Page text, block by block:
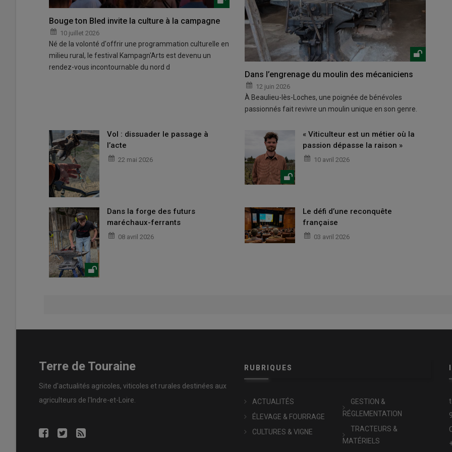
Bouge ton Bled invite la culture à la campagne
10 juillet 2026
Né de la volonté d'offrir une programmation culturelle en
milieu rural, le festival Kampagn'Arts est devenu un
rendez-vous incontournable du nord d
Dans l’engrenage du moulin des mécaniciens
12 juin 2026
À Beaulieu-lès-Loches, une poignée de bénévoles
passionnés fait revivre un moulin unique en son genre.
Vol : dissuader le passage à
l’acte
22 mai 2026
« Viticulteur est un métier où la
passion dépasse la raison »
10 avril 2026
Dans la forge des futurs
maréchaux-ferrants
08 avril 2026
Le défi d’une reconquête
française
03 avril 2026
Terre de Touraine
Site d'actualités agricoles, viticoles et rurales destinées aux
agriculteurs de l'Indre-et-Loire.
RUBRIQUES
ACTUALITÉS
ÉLEVAGE & FOURRAGE
CULTURES & VIGNE
GESTION &
RÉGLEMENTATION
TRACTEURS &
MATÉRIELS